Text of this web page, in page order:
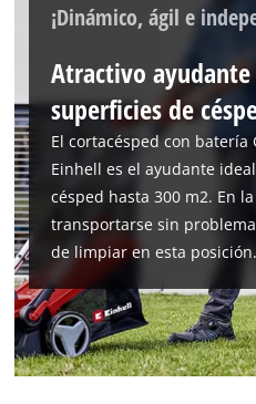
¡Dinámico, ágil e
Atractivo
superficies de
El cortacésped con batería
Einhell es el ayudante
césped hasta 300 m2. En
transportarse sin
de limpiar en esta posición.